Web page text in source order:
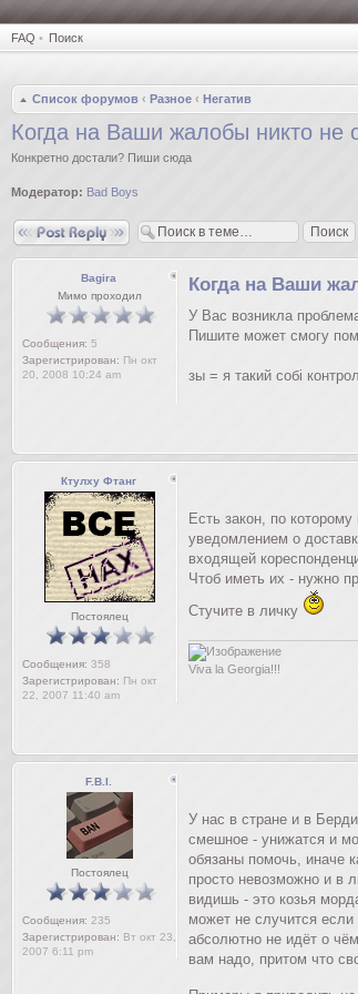
FAQ • Поиск
Список форумов ‹ Разное ‹ Негатив
Когда на Ваши жалобы никто не
Конкретно достали? Пиши сюда
Модератор: Bad Boys
Ответить
Bagira
Мимо проходил
Сообщения: 5
Зарегистрирован: Пн окт
20, 2008 10:24 am
Когда на Ваши
У Вас возникла
Пишите может смогу
зы = я такий собі
Ктулху Фтанг
Постоялец
Сообщения: 358
Зарегистрирован: Пн окт
22, 2007 11:40 am
Есть закон, по
уведомлением о
входящей
Чтоб иметь их - нужно
Стучите в личку
Viva la Georgia!!!
F.B.I.
Постоялец
Сообщения: 235
Зарегистрирован: Вт окт 23,
2007 6:11 pm
У нас в стране и в
смешное - унижатся и
обязаны помочь, иначе
просто невозможно и в
видишь - это козья
может не случится
абсолютно не идёт о
вам надо, притом что